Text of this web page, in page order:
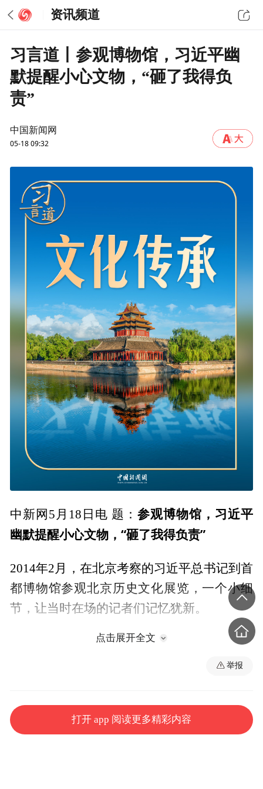
资讯频道
习言道丨参观博物馆，习近平幽
默提醒小心文物，“砸了我得负
责”
中国新闻网
05-18 09:32
中新网5月18日电 题： 参观博物馆，习近平
幽默提醒小心文物，“砸了我得负责”
2014年2月，在北京考察的习近平总书记到首
都博物馆参观北京历史文化展览，一个小细
节，让当时在场的记者们记忆犹新。
“小心别碰到，砸了我得负责。”
默话语引来大家一阵笑声。
点击展开全文
举报
打开 app 阅读更多精彩内容